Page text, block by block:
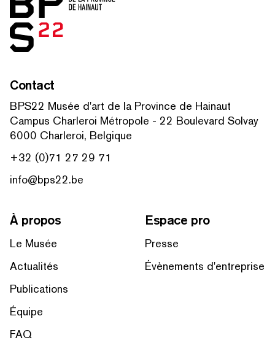
Contact
BPS22 Musée d'art de la Province de Hainaut
Campus Charleroi Métropole - 22 Boulevard Solvay
6000 Charleroi, Belgique
+32 (0)71 27 29 71
info@bps22.be
À propos
Le Musée
Actualités
Publications
Équipe
FAQ
Espace pro
Presse
Évènements d'entreprise